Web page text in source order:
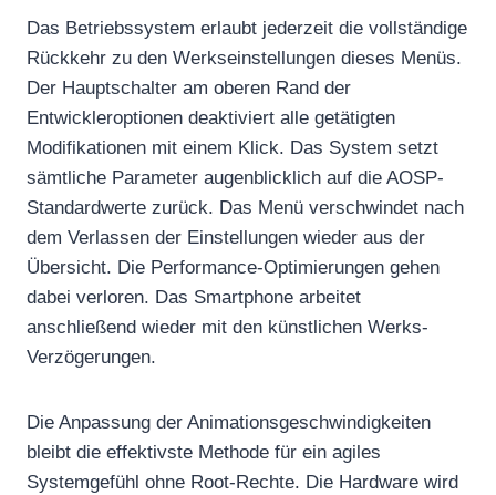
Das Betriebssystem erlaubt jederzeit die vollständige
Rückkehr zu den Werkseinstellungen dieses Menüs.
Der Hauptschalter am oberen Rand der
Entwickleroptionen deaktiviert alle getätigten
Modifikationen mit einem Klick. Das System setzt
sämtliche Parameter augenblicklich auf die AOSP-
Standardwerte zurück. Das Menü verschwindet nach
dem Verlassen der Einstellungen wieder aus der
Übersicht. Die Performance-Optimierungen gehen
dabei verloren. Das Smartphone arbeitet
anschließend wieder mit den künstlichen Werks-
Verzögerungen.
Die Anpassung der Animationsgeschwindigkeiten
bleibt die effektivste Methode für ein agiles
Systemgefühl ohne Root-Rechte. Die Hardware wird